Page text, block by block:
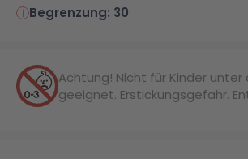
Begrenzung: 30
Achtung! Nicht für Kinder unter
geeignet. Erstickungsgefahr.